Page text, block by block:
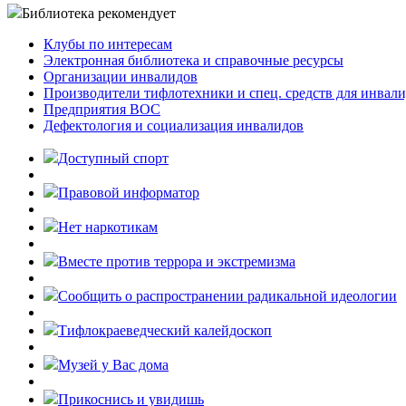
Библиотека рекомендует
Клубы по интересам
Электронная библиотека и справочные ресурсы
Организации инвалидов
Производители тифлотехники и спец. средств для
Предприятия ВОС
Дефектология и социализация инвалидов
Доступный спорт
Правовой информатор
Нет наркотикам
Вместе против террора и экстремизма
Cообщить о распространении радикальной идеологии
Тифлокраеведческий калейдоскоп
Музей у Вас дома
Прикоснись и увидишь